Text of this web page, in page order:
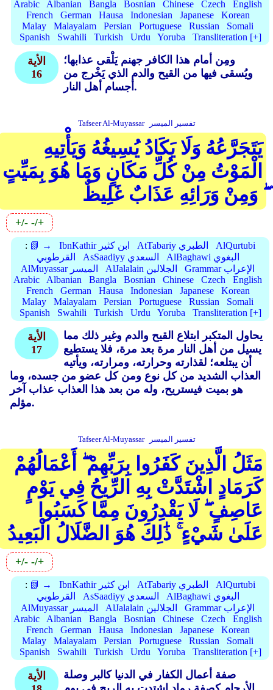
Arabic
Albanian Bangla Bosnian Chinese Czech
English
French
German Hausa Indonesian Japanese
Korean
Malay
Malayalam Persian Portuguese Russian
Somali
Spanish
Swahili Turkish Urdu Yoruba Transliteration [+]
الأية
16
ومِن أمام هذا الكافر جهنم يَلْقى عذابها؛
ويُسقى فيها من القيح والدم الذي يَخْرج من
أجسام أهل النار.
Tafseer Al-Muyassar تفسير الميسر
يَتَجَرَّعُهُ وَلَا يَكَادُ يُسِيغُهُ وَيَأْتِيهِ
الْمَوْتُ مِنْ كُلِّ مَكَانٍ وَمَا هُوَ بِمَيِّتٍ
ۖ وَمِنْ وَرَائِهِ عَذَابٌ غَلِيظٌ
+/- -/+
: 📗 → IbnKathir ابن كثير AtTabariy الطبري
AlQurtubi
القرطوبي
AsSaadiyy السعدي
AlBaghawi البغوي
AlMuyassar الميسر
AlJalalain الجلالين
Grammar الإعراب
Arabic
Albanian Bangla Bosnian Chinese Czech
English
French
German Hausa Indonesian Japanese
Korean
Malay
Malayalam Persian Portuguese Russian
Somali
Spanish
Swahili Turkish Urdu Yoruba Transliteration [+]
الأية
17
يحاول المتكبر ابتلاع القيح والدم وغير ذلك مما
يسيل من أهل النار مرة بعد مرة، فلا يستطيع
أن يبتلعه؛ لقذارته وحرارته، ومرارته، ويأتيه
العذاب الشديد من كل نوع ومن كل عضو من جسده، وما
هو بميت فيستريح، وله من بعد هذا العذاب عذاب آخر
مؤلم.
Tafseer Al-Muyassar تفسير الميسر
مَثَلُ الَّذِينَ كَفَرُوا بِرَبِّهِمْ ۖ أَعْمَالُهُمْ
كَرَمَادٍ اشْتَدَّتْ بِهِ الرِّيحُ فِي يَوْمٍ
عَاصِفٍ ۖ لَا يَقْدِرُونَ مِمَّا كَسَبُوا
عَلَىٰ شَيْءٍ ۚ ذَٰلِكَ هُوَ الضَّلَالُ الْبَعِيدُ
+/- -/+
: 📗 → IbnKathir ابن كثير AtTabariy الطبري
AlQurtubi
القرطوبي
AsSaadiyy السعدي
AlBaghawi البغوي
AlMuyassar الميسر
AlJalalain الجلالين
Grammar الإعراب
Arabic
Albanian Bangla Bosnian Chinese Czech
English
French
German Hausa Indonesian Japanese
Korean
Malay
Malayalam Persian Portuguese Russian
Somali
Spanish
Swahili Turkish Urdu Yoruba Transliteration [+]
الأية
صفة أعمال الكفار في الدنيا كالبر وصلة